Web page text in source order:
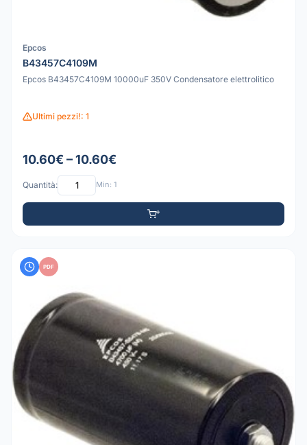
Epcos
B43457C4109M
Epcos B43457C4109M 10000uF 350V Condensatore elettrolitico
Ultimi pezzi!: 1
10.60€ – 10.60€
Quantità: Min: 1
PDF